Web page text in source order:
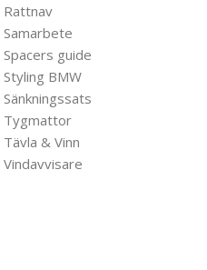
Rattnav
Samarbete
Spacers guide
Styling BMW
Sänkningssats
Tygmattor
Tävla & Vinn
Vindavvisare